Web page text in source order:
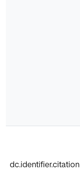
dc.identifier.citation